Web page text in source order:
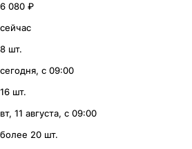
6 080 ₽
сейчас
8 шт.
сегодня, с 09:00
16 шт.
вт, 11 августа, с 09:00
более 20 шт.